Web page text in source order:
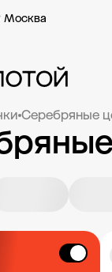
Москва
Серебряные